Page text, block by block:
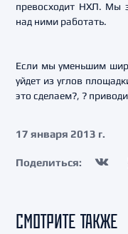
превосходит НХЛ. Мы
над ними работать.
Если мы уменьшим
уйдет из углов
это сделаем?, ?
17 января 2013 г.
Поделиться:
СМОТРИТЕ ТАКЖЕ